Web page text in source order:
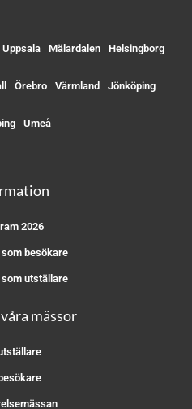
Uppsala Mälardalen Helsingborg
Örebro Värmland Jönköping
Umeå
2026
besökare
utställare
mässor